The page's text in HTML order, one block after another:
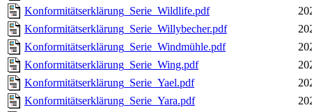
Konformitätserklärung_Serie_Wildlife.pdf
Konformitätserklärung_Serie_Willybecher.pdf
Konformitätserklärung_Serie_Windmühle.pdf
Konformitätserklärung_Serie_Wing.pdf
Konformitätserklärung_Serie_Yael.pdf
Konformitätserklärung_Serie_Yara.pdf